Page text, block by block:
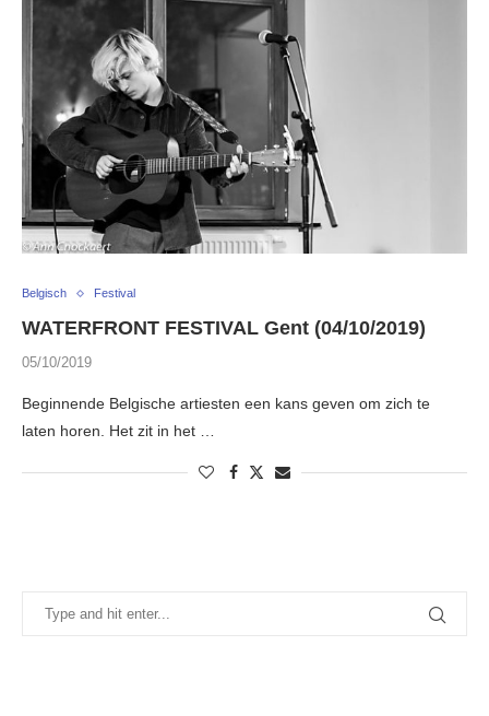
Belgisch Festival
WATERFRONT FESTIVAL Gent (04/10/2019)
05/10/2019
Beginnende Belgische artiesten een kans geven om zich te
laten horen. Het zit in het …